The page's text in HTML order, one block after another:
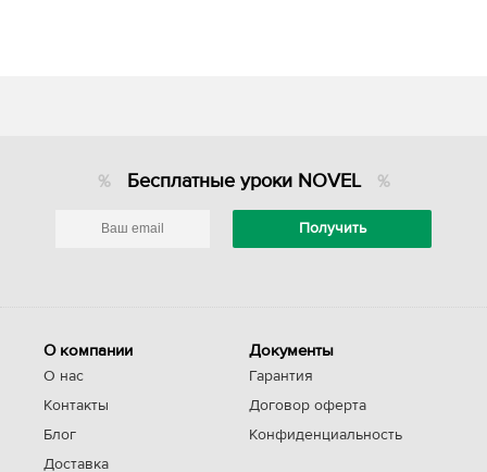
Бесплатные уроки NOVEL
О компании
О нас
Контакты
Блог
Доставка
Документы
Гарантия
Договор оферта
Конфиденциальность